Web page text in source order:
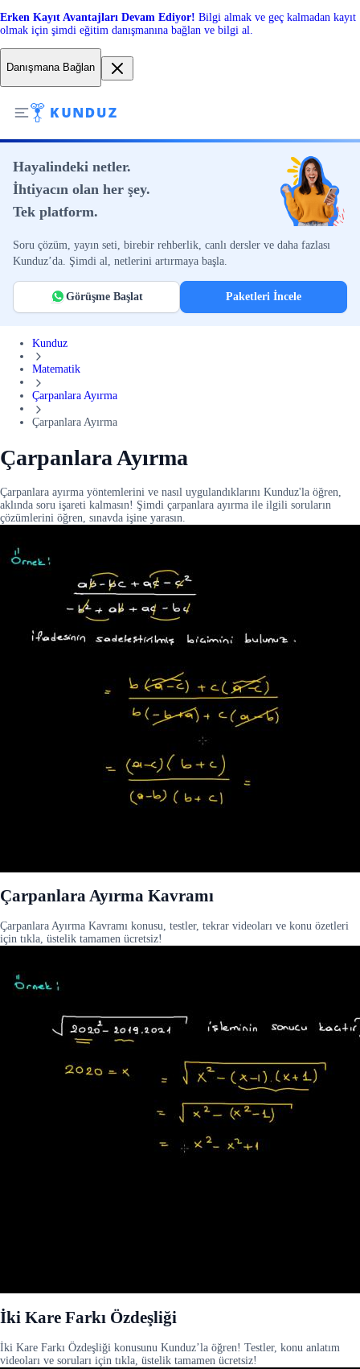
Erken Kayıt Avantajları Devam Ediyor! Bilgi almak ve geç kalmadan kayıt
olmak için şimdi eğitim danışmanına bağlan ve bilgi al.
Danışmana Bağlan
Hayalindeki netler.
İhtiyacın olan her şey.
Tek platform.
Soru çözüm, yayın seti, birebir rehberlik, canlı dersler ve daha fazlası
Kunduz’da. Şimdi al, netlerini artırmaya başla.
Görüşme Başlat Paketleri İncele
Kunduz
Matematik
Çarpanlara Ayırma
Çarpanlara Ayırma
Çarpanlara Ayırma
Çarpanlara ayırma yöntemlerini ve nasıl uygulandıklarını Kunduz'la öğren,
aklında soru işareti kalmasın! Şimdi çarpanlara ayırma ile ilgili soruların
çözümlerini öğren, sınavda işine yarasın.
Çarpanlara Ayırma Kavramı
Çarpanlara Ayırma Kavramı konusu, testler, tekrar videoları ve konu özetleri
için tıkla, üstelik tamamen ücretsiz!
İki Kare Farkı Özdeşliği
İki Kare Farkı Özdeşliği konusunu Kunduz’la öğren! Testler, konu anlatım
videoları ve soruları için tıkla, üstelik tamamen ücretsiz!